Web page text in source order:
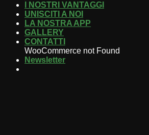
I NOSTRI VANTAGGI
UNISCITI A NOI
LA NOSTRA APP
GALLERY
CONTATTI
WooCommerce not Found
Newsletter